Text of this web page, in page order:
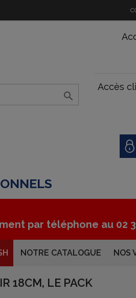

Accès
par téléphone au 02
NOTRE CATALOGUE NOS
18CM, LE PACK